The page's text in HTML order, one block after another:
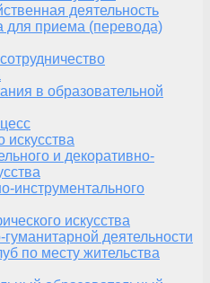
деятельность
для приема (перевода)
в образовательной
искусства
и декоративно-
инструментального
искусства
деятельности
по месту жительства